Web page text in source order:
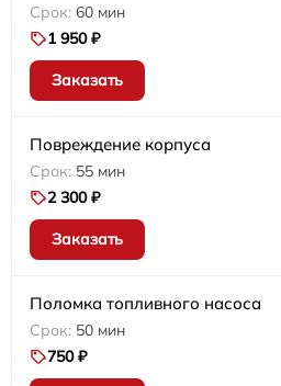
60 мин
1 950 ₽
Заказать
Повреждение корпуса
55 мин
2 300 ₽
Заказать
Поломка топливного насоса
50 мин
750 ₽